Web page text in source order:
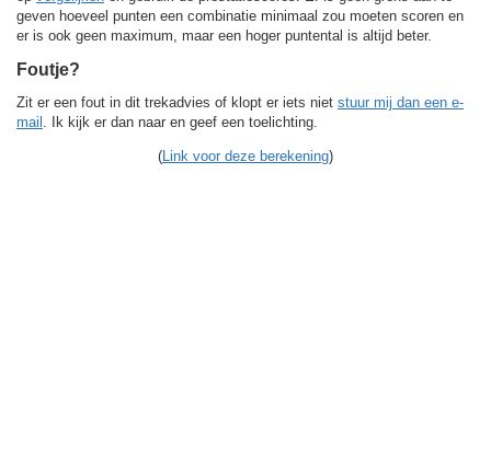
geven hoeveel punten een combinatie minimaal zou moeten scoren en
er is ook geen maximum, maar een hoger puntental is altijd beter.
Foutje?
Zit er een fout in dit trekadvies of klopt er iets niet stuur mij dan een e-
mail
. Ik kijk er dan naar en geef een toelichting.
( Link voor deze berekening)